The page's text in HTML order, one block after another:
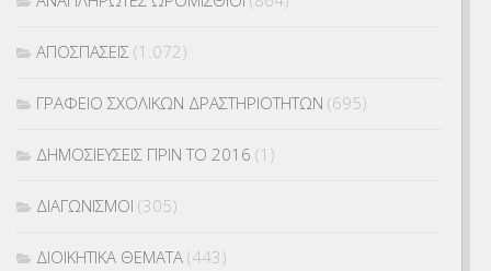
ΑΠΟΣΠΑΣΕΙΣ (1.072)
ΓΡΑΦΕΙΟ ΣΧΟΛΙΚΩΝ ΔΡΑΣΤΗΡΙΟΤΗΤΩΝ (695)
ΔΗΜΟΣΙΕΥΣΕΙΣ ΠΡΙΝ ΤΟ 2016 (1)
ΔΙΑΓΩΝΙΣΜΟΙ (305)
ΔΙΟΙΚΗΤΙΚΑ ΘΕΜΑΤΑ (443)